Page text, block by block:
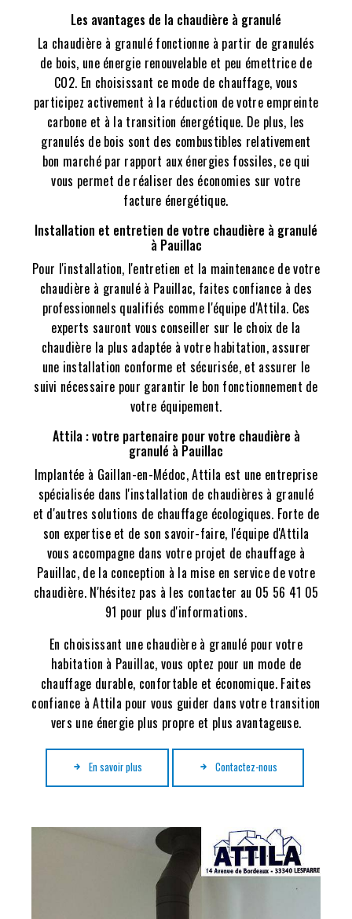
Les avantages de la chaudière à granulé
La chaudière à granulé fonctionne à partir de granulés
de bois, une énergie renouvelable et peu émettrice de
CO2. En choisissant ce mode de chauffage, vous
participez activement à la réduction de votre empreinte
carbone et à la transition énergétique. De plus, les
granulés de bois sont des combustibles relativement
bon marché par rapport aux énergies fossiles, ce qui
vous permet de réaliser des économies sur votre
facture énergétique.
Installation et entretien de votre chaudière à granulé
à Pauillac
Pour l'installation, l'entretien et la maintenance de votre
chaudière à granulé à Pauillac, faites confiance à des
professionnels qualifiés comme l'équipe d'Attila. Ces
experts sauront vous conseiller sur le choix de la
chaudière la plus adaptée à votre habitation, assurer
une installation conforme et sécurisée, et assurer le
suivi nécessaire pour garantir le bon fonctionnement de
votre équipement.
Attila : votre partenaire pour votre chaudière à
granulé à Pauillac
Implantée à Gaillan-en-Médoc, Attila est une entreprise
spécialisée dans l'installation de chaudières à granulé
et d'autres solutions de chauffage écologiques. Forte de
son expertise et de son savoir-faire, l'équipe d'Attila
vous accompagne dans votre projet de chauffage à
Pauillac, de la conception à la mise en service de votre
chaudière. N'hésitez pas à les contacter au 05 56 41 05
91 pour plus d'informations.
En choisissant une chaudière à granulé pour votre
habitation à Pauillac, vous optez pour un mode de
chauffage durable, confortable et économique. Faites
confiance à Attila pour vous guider dans votre transition
vers une énergie plus propre et plus avantageuse.
En savoir plus Contactez-nous